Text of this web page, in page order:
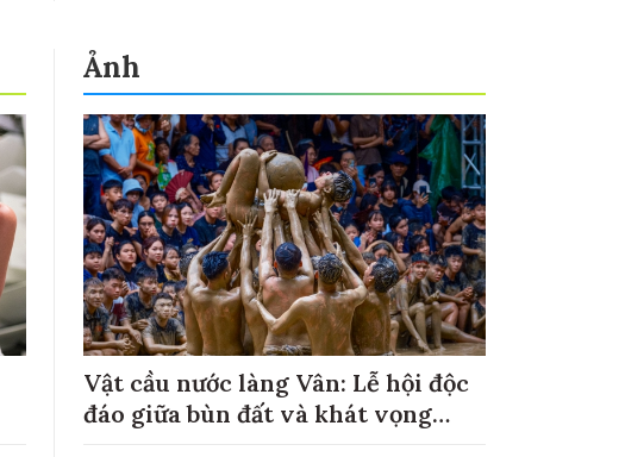
Ảnh
Vật cầu nước làng Vân: Lễ hội độc
đáo giữa bùn đất và khát vọng